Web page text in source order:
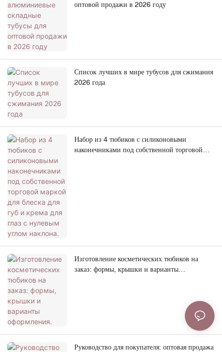
оптовой продажи в 2026 году
Список лучших в мире тубусов для сжимания
2026 года
Набор из 4 тюбиков с силиконовыми
наконечниками под собственной торговой
Изготовление косметических тюбиков на
заказ: формы, крышки и варианты
Руководство для покупателя: оптовая продажа